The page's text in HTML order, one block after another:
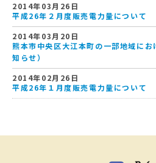
2014年03月26日
平成26年２月度販売電力量について
2014年03月20日
熊本市中央区大江本町の一部地域に
知らせ）
2014年02月26日
平成26年１月度販売電力量について